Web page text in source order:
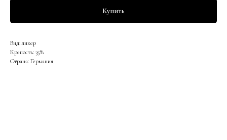
Купить
Вид: ликер
Крепость: 35%
Страна: Германия